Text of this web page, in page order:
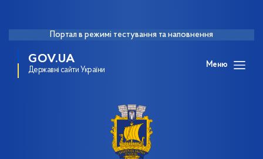
Портал в режимі тестування та наповнення
GOV.UA
Державні сайти України
Меню